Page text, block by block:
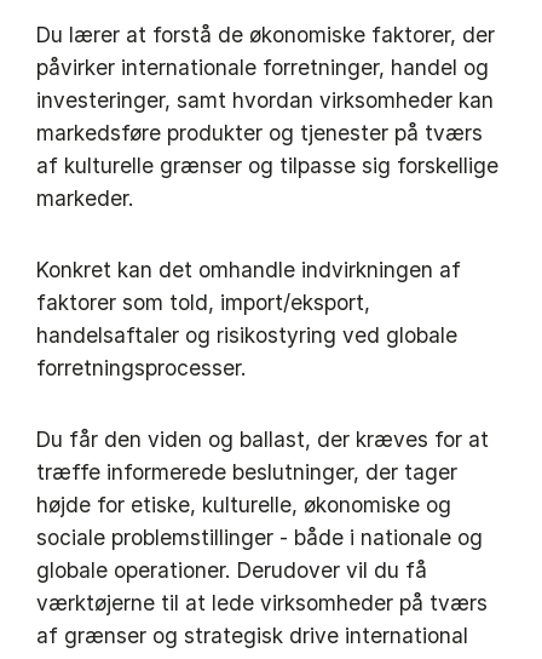
Du lærer at forstå de økonomiske faktorer, der
påvirker internationale forretninger, handel og
investeringer, samt hvordan virksomheder kan
markedsføre produkter og tjenester på tværs
af kulturelle grænser og tilpasse sig forskellige
markeder.
Konkret kan det omhandle indvirkningen af
faktorer som told, import/eksport,
handelsaftaler og risikostyring ved globale
forretningsprocesser.
Du får den viden og ballast, der kræves for at
træffe informerede beslutninger, der tager
højde for etiske, kulturelle, økonomiske og
sociale problemstillinger - både i nationale og
globale operationer. Derudover vil du få
værktøjerne til at lede virksomheder på tværs
af grænser og strategisk drive international